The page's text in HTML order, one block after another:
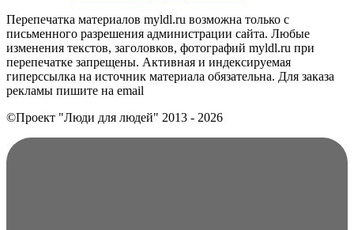
Перепечатка материалов myldl.ru возможна только с
письменного разрешения администрации сайта. Любые
изменения текстов, заголовков, фотографий myldl.ru при
перепечатке запрещены. Активная и индексируемая
гиперссылка на источник материала обязательна. Для заказа
рекламы пишите на еmail
©Проект "Люди для людей" 2013 - 2026